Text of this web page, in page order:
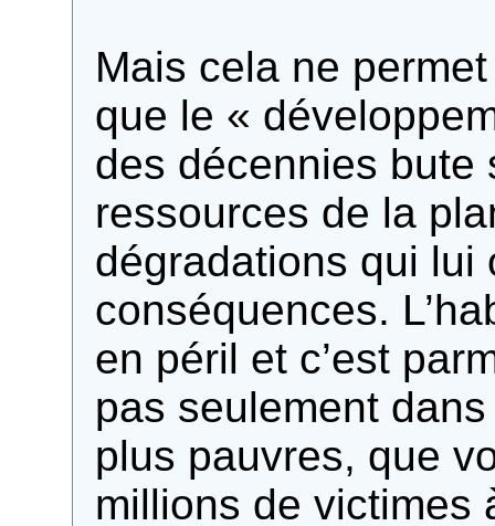
Mais cela ne
que le «
des décennies bute
ressources de la
dégradations qui lui
conséquences.
en péril et c’est
pas seulement
plus pauvres, que
millions de victimes